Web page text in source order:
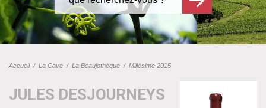
Accueil/ La Cave / La Beaujothèque / Millésime 2015
JULES DESJOURNEYS